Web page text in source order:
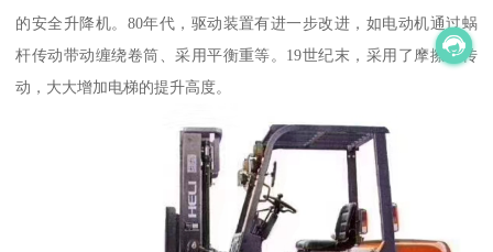
的安全升降机。80年代，驱动装置有进一步改进，如电动机通过蜗
杆传动带动缠绕卷筒、采用平衡重等。19世纪末，采用了摩擦轮传
动，大大增加电梯的提升高度。